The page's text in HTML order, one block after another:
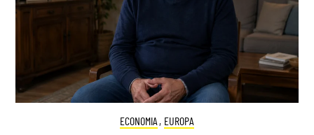
ECONOMIA , EUROPA